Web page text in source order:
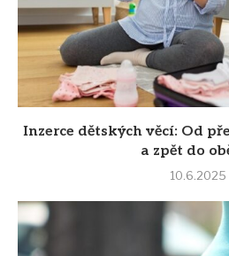
Inzerce dětských věcí: Od
a zpět do
10.6.2025